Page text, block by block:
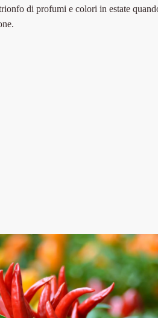
di profumi e colori in estate